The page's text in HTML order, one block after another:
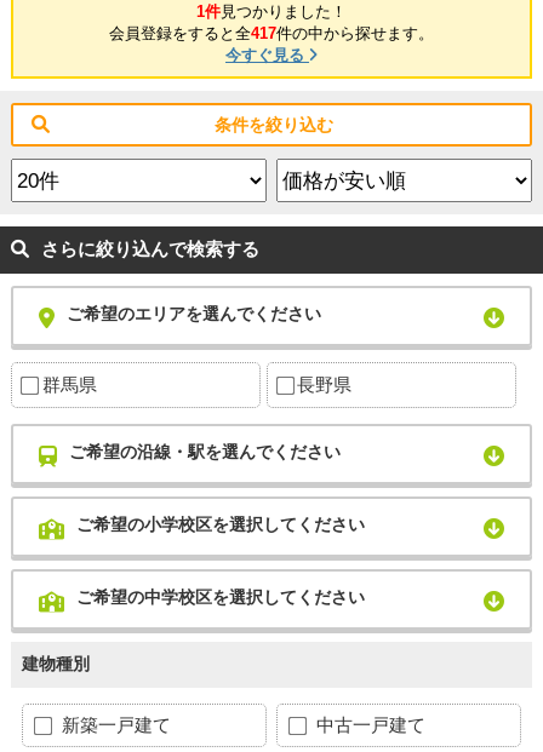
1件見つかりました！
会員登録をすると全417件の中から探せます。
今すぐ見る
条件を絞り込む
さらに絞り込んで検索する
ご希望のエリアを選んでください
群馬県 長野県
ご希望の沿線・駅を選んでください
ご希望の小学校区を選択してください
ご希望の中学校区を選択してください
建物種別
新築一戸建て 中古一戸建て